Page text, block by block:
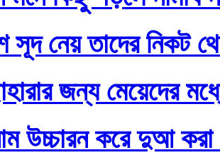
সূদ নেয় তাদের নিকট
জন্য মেয়েদের
উচ্চারন করে দুআ করা